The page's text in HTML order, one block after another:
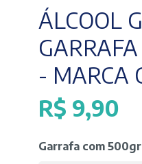
ÁLCOOL
- MARCA
R$ 9,90
Garrafa com